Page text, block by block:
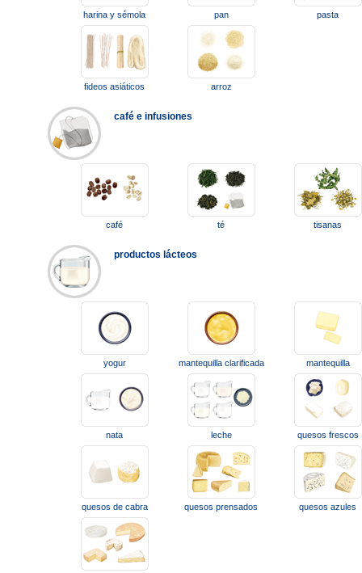
harina y sémola pan pasta
fideos asiáticos arroz
café e infusiones
café té tisanas
productos lácteos
yogur mantequilla clarificada mantequilla
nata leche quesos frescos
quesos de cabra quesos prensados quesos azules